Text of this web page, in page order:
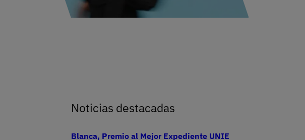
a los estudiantes a las empresas que están transformando el futuro
Noticias destacadas
Blanca, Premio al Mejor Expediente UNIE